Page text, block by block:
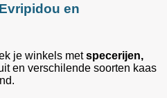
en
je winkels metspecerijen,
en verschilende soorten kaas